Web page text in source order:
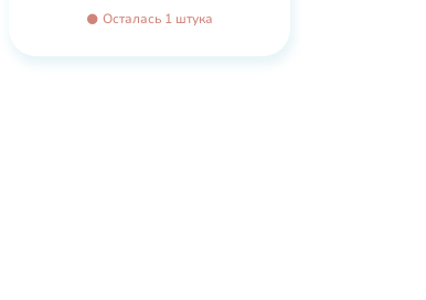
Осталась 1 штука